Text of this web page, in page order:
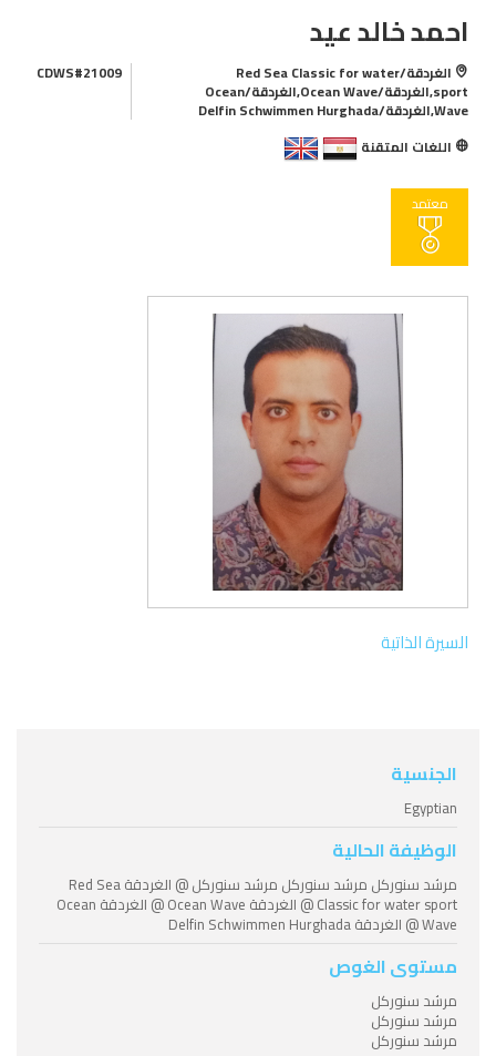
احمد خالد عيد
الغردقة/Red Sea Classic for water
sport,الغردقة/Ocean Wave,الغردقة/Ocean
Wave,الغردقة/Delfin Schwimmen Hurghada
CDWS#21009
اللغات المتقنة
معتمد
السيرة الذاتية
الجنسية
Egyptian
الوظيفة الحالية
مرشد سنوركل مرشد سنوركل مرشد سنوركل @ الغردقة Red Sea
Classic for water sport @ الغردقة Ocean Wave @ الغردقة Ocean
Wave @ الغردقة Delfin Schwimmen Hurghada
مستوى الغوص
مرشد سنوركل
مرشد سنوركل
مرشد سنوركل